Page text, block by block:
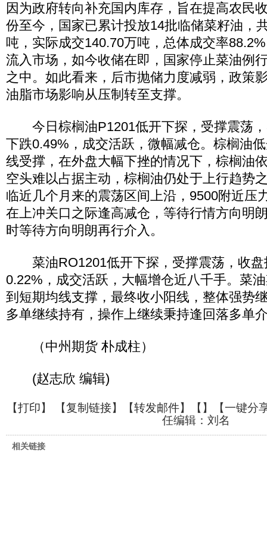
因为政府转向补充国内库存，旨在提高农民
份至今，国家已累计投放14批临储菜籽油，
吨，实际成交140.70万吨，总体成交率
流入市场，如今收储在即，国家停止菜油例
之中。如此看来，后市抛储力度减弱，政策
油脂市场影响从压制转至支撑。
今日棕榈油P1201低开下探，受撑震荡，
下跌0.49%，成交活跃，微幅减仓。棕榈油
线受撑，在外盘大幅下挫的情况下，棕榈油
空头难以占据主动，棕榈油仍处于上行趋势
临近几个月来的震荡区间上沿，9500附近压
在上冲关口之际逢高减仓，等待行情方向明
时等待方向明朗再行介入。
菜油RO1201低开下探，受撑震荡，收盘
0.22%，成交活跃，大幅增仓近八千手。菜
到短期均线支撑，最终收小阳线，整体强势
多单继续持有，操作上继续秉持逢回落多单
（中州期货 朴成柱）
(赵志欣 编辑)
【打印】 【复制链接】【转发邮件】【 】
【一键分
任编辑：刘名
相关链接